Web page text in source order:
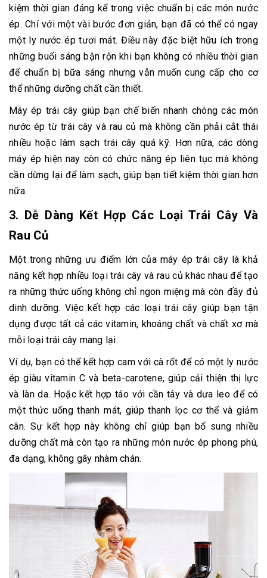
kiệm thời gian đáng kể trong việc chuẩn bị các món nước
ép. Chỉ với một vài bước đơn giản, bạn đã có thể có ngay
một ly nước ép tươi mát. Điều này đặc biệt hữu ích trong
những buổi sáng bận rộn khi bạn không có nhiều thời gian
để chuẩn bị bữa sáng nhưng vẫn muốn cung cấp cho cơ
thể những dưỡng chất cần thiết.
Máy ép trái cây giúp bạn chế biến nhanh chóng các món
nước ép từ trái cây và rau củ mà không cần phải cắt thái
nhiều hoặc làm sạch trái cây quá kỹ. Hơn nữa, các dòng
máy ép hiện nay còn có chức năng ép liên tục mà không
cần dừng lại để làm sạch, giúp bạn tiết kiệm thời gian hơn
nữa.
3. Dễ Dàng Kết Hợp Các Loại Trái Cây Và
Rau Củ
Một trong những ưu điểm lớn của máy ép trái cây là khả
năng kết hợp nhiều loại trái cây và rau củ khác nhau để tạo
ra những thức uống không chỉ ngon miệng mà còn đầy đủ
dinh dưỡng. Việc kết hợp các loại trái cây giúp bạn tận
dụng được tất cả các vitamin, khoáng chất và chất xơ mà
mỗi loại trái cây mang lại.
Ví dụ, bạn có thể kết hợp cam với cà rốt để có một ly nước
ép giàu vitamin C và beta-carotene, giúp cải thiện thị lực
và làn da. Hoặc kết hợp táo với cần tây và dưa leo để có
một thức uống thanh mát, giúp thanh lọc cơ thể và giảm
cân. Sự kết hợp này không chỉ giúp bạn bổ sung nhiều
dưỡng chất mà còn tạo ra những món nước ép phong phú,
đa dạng, không gây nhàm chán.